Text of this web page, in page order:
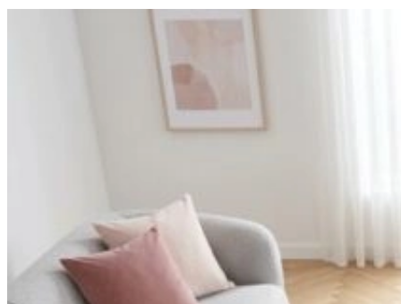
Cookie-urile neclasificate sunt cookie-uri aflate în